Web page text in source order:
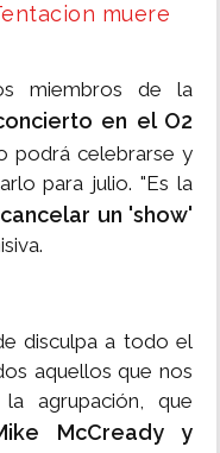
muere
miembros de la
en el O2
podrá celebrarse y
para julio. "Es la
cancelar un 'show'
disculpa a todo el
aquellos que nos
agrupación, que
McCready y